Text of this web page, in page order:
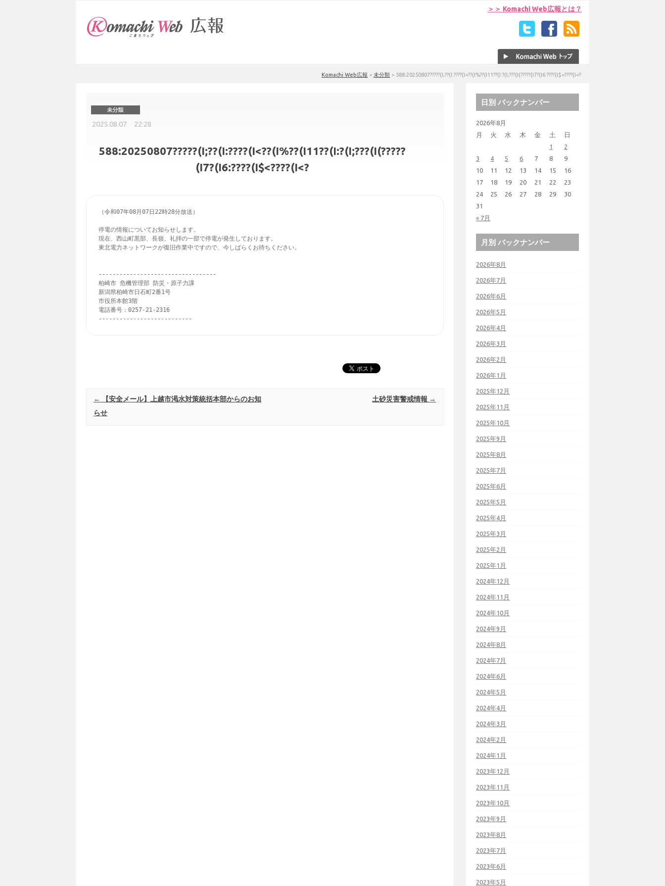
＞＞ Komachi Web広報とは？
Komachi Web広報 > 未分類 > 588:20250807?????(I;??(I:????(I<??(I%??(I11??(I:?(I;???(I(?????(I7?(I6:????(I$<????(I<?
2025.08.07 22:28
588:20250807?????(I;??(I:????(I<??(I%??(I11??(I:?(I;???(I(?????
(I7?(I6:????(I$<????(I<?
（令和07年08月07日22時28分放送）
停電の情報についてお知らせします。
現在、西山町黒部、長嶺、礼拝の一部で停電が発生しております。
東北電力ネットワークが復旧作業中ですので、今しばらくお待ちください。
----------------------------------
柏崎市 危機管理部 防災・原子力課
新潟県柏崎市日石町2番1号
市役所本館3階
電話番号：0257-21-2316
---------------------------
Post navigation
←
【安全メール】上越市渇水対策統括本部からのお知
らせ
土砂災害警戒情報 →
日別 バックナンバー
2026年8月
月
火 水 木 金 土 日
« 7月
1
2
3
4 5 6 7 8
9
10
11 12 13 14 15
16
17
18 19 20 21 22
23
24
25 26 27 28 29
30
31
月別 バックナンバー
2026年8月
2026年7月
2026年6月
2026年5月
2026年4月
2026年3月
2026年2月
2026年1月
2025年12月
2025年11月
2025年10月
2025年9月
2025年8月
2025年7月
2025年6月
2025年5月
2025年4月
2025年3月
2025年2月
2025年1月
2024年12月
2024年11月
2024年10月
2024年9月
2024年8月
2024年7月
2024年6月
2024年5月
2024年4月
2024年3月
2024年2月
2024年1月
2023年12月
2023年11月
2023年10月
2023年9月
2023年8月
2023年7月
2023年6月
2023年5月